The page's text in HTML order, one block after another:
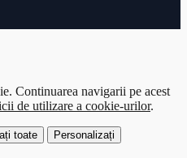
Continuarea navigarii pe acest
de utilizare a cookie-urilor.
toate Personalizați